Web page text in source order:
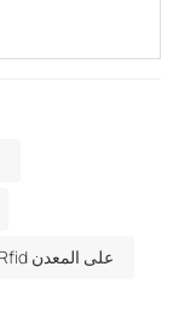
علامة UHF Rfid على المعدن